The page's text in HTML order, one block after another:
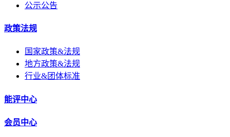
公示公告
政策法规
国家政策&法规
地方政策&法规
行业&团体标准
能评中心
会员中心